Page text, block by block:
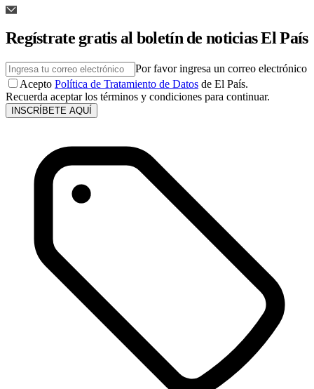
Regístrate gratis al boletín de noticias El País
Por favor ingresa un correo electrónico
Acepto Política de Tratamiento de Datos de El País.
Recuerda aceptar los términos y condiciones para continuar.
INSCRÍBETE AQUÍ